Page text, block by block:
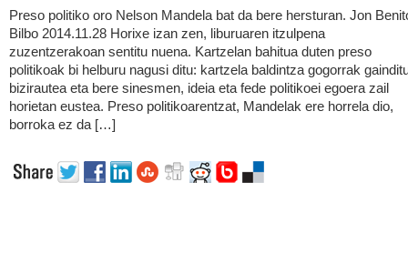
Preso politiko oro Nelson Mandela bat da bere hersturan. Jon
Bilbo 2014.11.28 Horixe izan zen, liburuaren itzulpena
zuzentzerakoan sentitu nuena. Kartzelan bahitua duten preso
politikoak bi helburu nagusi ditu: kartzela baldintza gogorrak
bizirautea eta bere sinesmen, ideia eta fede politikoei egoera zail
horietan eustea. Preso politikoarentzat, Mandelak ere horrela dio,
borroka ez da […]